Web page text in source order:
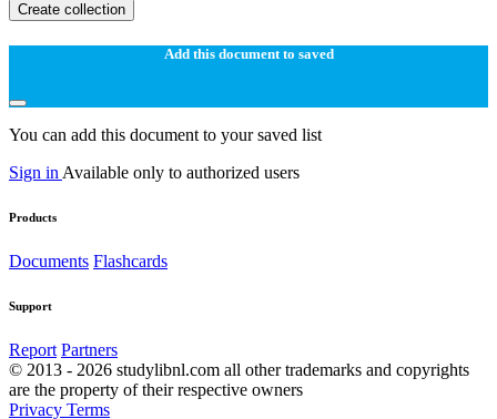
Create collection
Add this document to saved
You can add this document to your saved list
Sign in Available only to authorized users
Products
Documents Flashcards
Support
Report Partners
© 2013 - 2026 studylibnl.com all other trademarks and copyrights
are the property of their respective owners
Privacy Terms